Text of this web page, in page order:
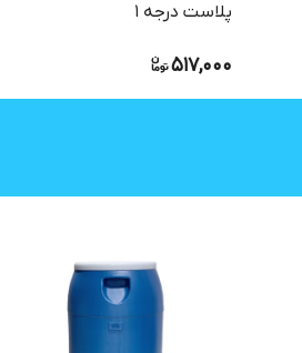
پلاست درجه ۱
517,000